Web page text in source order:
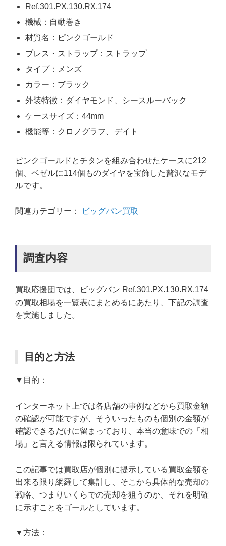
Ref.301.PX.130.RX.174
機械：自動巻き
材質名：ピンクゴールド
ブレス・ストラップ：ストラップ
タイプ：メンズ
カラー：ブラック
外装特徴：ダイヤモンド、シースルーバック
ケースサイズ：44mm
機能等：クロノグラフ、デイト
ピンクゴールドとチタンを組み合わせたケースに212
個、ベゼルに114個ものダイヤを宝飾した贅沢なモデ
ルです。
関連カテゴリー： ビッグバン買取
調査内容
買取応援団では、ビッグバン Ref.301.PX.130.RX.174
の買取相場を一覧表にまとめるにあたり、下記の調査
を実施しました。
目的と方法
▼目的：
インターネット上では各店舗の事例などから買取金額
の確認が可能ですが、そういったものも個別の金額が
確認できるだけに留まっており、本当の意味での「相
場」と言える情報は限られています。
この記事では買取店が個別に提示している買取金額を
出来る限り網羅して集計し、そこから具体的な売却の
戦略、つまりいくらでの売却を狙うのか、それを明確
に示すことをゴールとしています。
▼方法：